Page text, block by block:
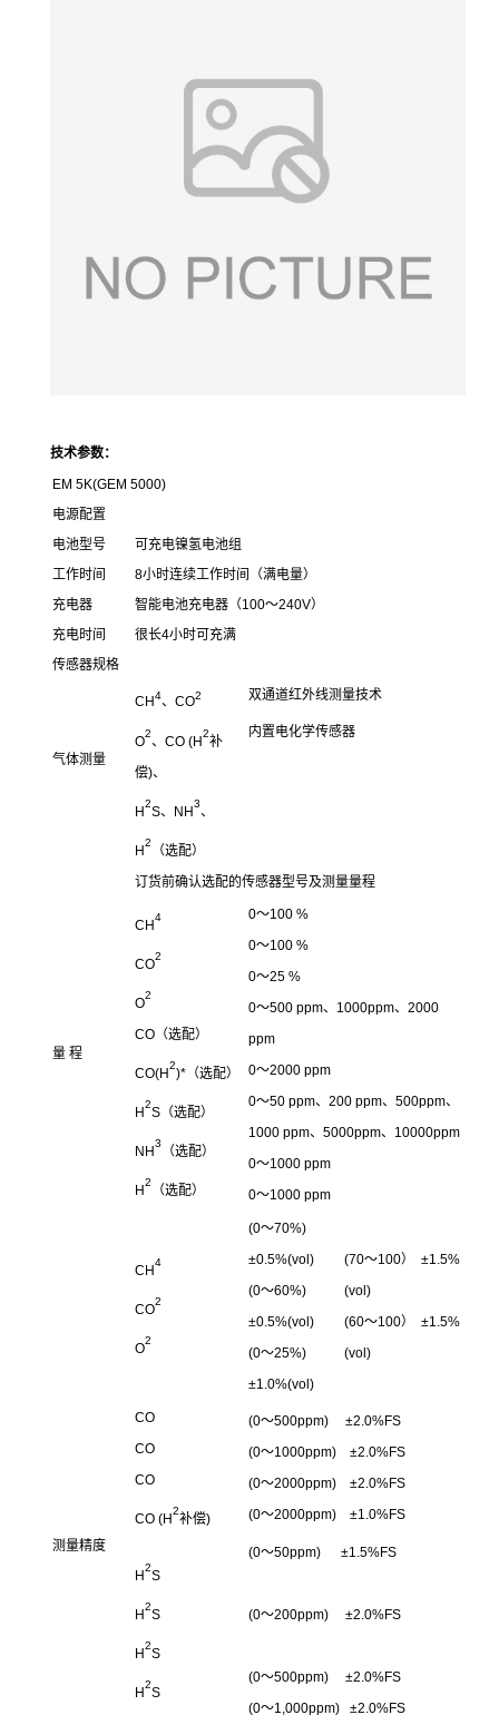
技术参数：
EM 5K(GEM 5000)
电源配置
电池型号
可充电镍氢电池组
工作时间
8小时连续工作时间（满电量）
充电器
智能电池充电器（100～240V）
充电时间
很长4小时可充满
传感器规格
气体测量
CH4、CO2 双通道红外线测量技术
O
2
、CO (H
2
补
偿)、
H
2
S、NH
3
、
H
2
（选配）
内置电化学传感器
订货前确认选配的传感器型号及测量量程
量 程
CH
4
CO
2
O
2
CO（选配）
CO(H
2
)*（选配）
H
2
S（选配）
NH
3
（选配）
H
2
（选配）
0～100 %
0～100 %
0～25 %
0～500 ppm、1000ppm、2000
ppm
0～2000 ppm
0～50 ppm、200 ppm、500ppm、
1000 ppm、5000ppm、10000ppm
0～1000 ppm
0～1000 ppm
测量精度
CH
4
CO
2
O
2
(0～70%)
±0.5%(vol)
(0～60%)
±0.5%(vol)
(0～25%)
±1.0%(vol)
(70～100） ±1.5%
(vol)
(60～100） ±1.5%
(vol)
CO
CO
CO
CO (H
2
补偿)
(0～500ppm) ±2.0%FS
(0～1000ppm) ±2.0%FS
(0～2000ppm) ±2.0%FS
(0～2000ppm) ±1.0%FS
H
2
S
H
2
S
H
2
S
H
2
S
(0～50ppm) ±1.5%FS
(0～200ppm) ±2.0%FS
(0～500ppm) ±2.0%FS
(0～1,000ppm) ±2.0%FS